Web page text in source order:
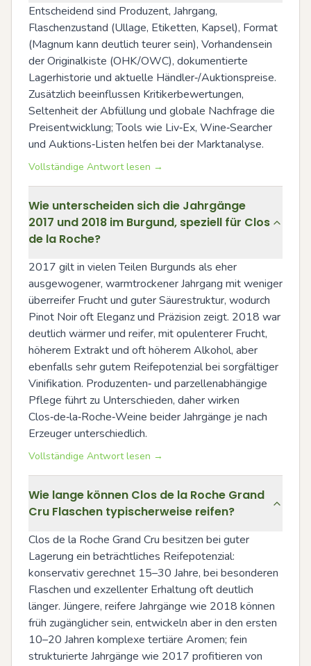
Entscheidend sind Produzent, Jahrgang,
Flaschenzustand (Ullage, Etiketten, Kapsel), Format
(Magnum kann deutlich teurer sein), Vorhandensein
der Originalkiste (OHK/OWC), dokumentierte
Lagerhistorie und aktuelle Händler‑/Auktionspreise.
Zusätzlich beeinflussen Kritikerbewertungen,
Seltenheit der Abfüllung und globale Nachfrage die
Preisentwicklung; Tools wie Liv‑Ex, Wine‑Searcher
und Auktions‑Listen helfen bei der Marktanalyse.
Vollständige Antwort lesen →
Wie unterscheiden sich die Jahrgänge
2017 und 2018 im Burgund, speziell für Clos
de la Roche?
2017 gilt in vielen Teilen Burgunds als eher
ausgewogener, warmtrockener Jahrgang mit weniger
überreifer Frucht und guter Säurestruktur, wodurch
Pinot Noir oft Eleganz und Präzision zeigt. 2018 war
deutlich wärmer und reifer, mit opulenterer Frucht,
höherem Extrakt und oft höherem Alkohol, aber
ebenfalls sehr gutem Reifepotenzial bei sorgfältiger
Vinifikation. Produzenten‑ und parzellenabhängige
Pflege führt zu Unterschieden, daher wirken
Clos‑de‑la‑Roche‑Weine beider Jahrgänge je nach
Erzeuger unterschiedlich.
Vollständige Antwort lesen →
Wie lange können Clos de la Roche Grand
Cru Flaschen typischerweise reifen?
Clos de la Roche Grand Cru besitzen bei guter
Lagerung ein beträchtliches Reifepotenzial:
konservativ gerechnet 15–30 Jahre, bei besonderen
Flaschen und exzellenter Erhaltung oft deutlich
länger. Jüngere, reifere Jahrgänge wie 2018 können
früh zugänglicher sein, entwickeln aber in den ersten
10–20 Jahren komplexe tertiäre Aromen; fein
strukturierte Jahrgänge wie 2017 profitieren von